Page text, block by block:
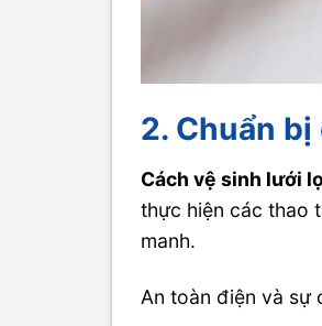
2. Chuẩn
Cách vệ sinh lưới
thực hiện các thao
manh.
An toàn điện và sự